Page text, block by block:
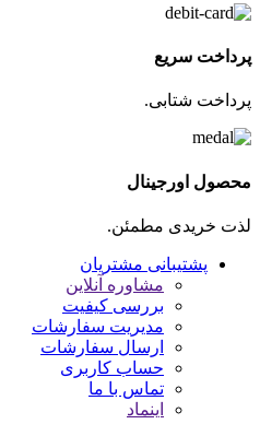
پرداخت سریع
پرداخت شتابی.
محصول اورجینال
لذت خریدی مطمئن.
پشتیبانی مشتریان
مشاوره آنلاین
بررسی کیفیت
مدیریت سفارشات
ارسال سفارشات
حساب کاربری
تماس با ما
اینماد